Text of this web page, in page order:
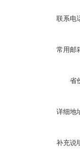
联系电
常用邮
省
详细地
补充说